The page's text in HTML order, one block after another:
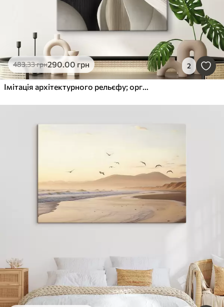
483.33грн290.00 грн 2
Імітація архітектурного рельєфу; органічна абстрактна геометрія.